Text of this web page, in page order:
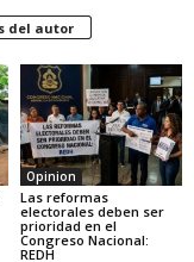
del autor
Opinion
Las reformas
electorales deben ser
prioridad en el
Congreso Nacional:
REDH